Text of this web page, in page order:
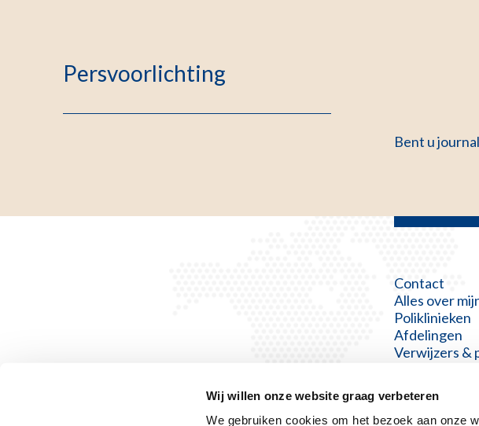
Wij willen onze website graag verbeteren
We gebruiken cookies om het bezoek aan onze
Persvoorlichting
Bent u
Contact
Alles over
Poliklinieken
Afdelingen
Verwijzers &